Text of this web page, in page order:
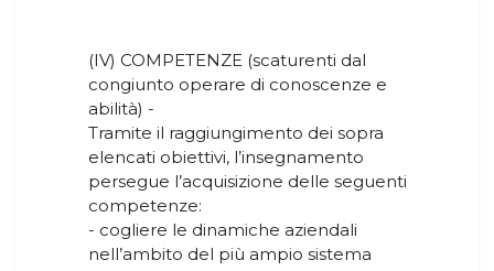
(IV) COMPETENZE (scaturenti dal
congiunto operare di conoscenze e
abilità) -
Tramite il raggiungimento dei sopra
elencati obiettivi, l’insegnamento
persegue l’acquisizione delle seguenti
competenze:
- cogliere le dinamiche aziendali
nell’ambito del più ampio sistema